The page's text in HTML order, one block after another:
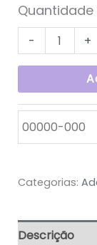
Quantidade
- +
Categorias:
Descrição